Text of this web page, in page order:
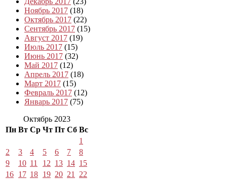
Ноябрь 2017 (18)
Октябрь 2017 (22)
Сентябрь 2017 (15)
Август 2017 (19)
Июль 2017 (15)
Июнь 2017 (32)
Май 2017 (12)
Апрель 2017 (18)
Март 2017 (15)
Февраль 2017 (12)
Январь 2017 (75)
Октябрь 2023
Пн Вт Ср Чт Пт Сб Вс
1
2
3 4 5 6 7
8
9
10 11 12 13 14 15
16 17 18 19 20 21
22